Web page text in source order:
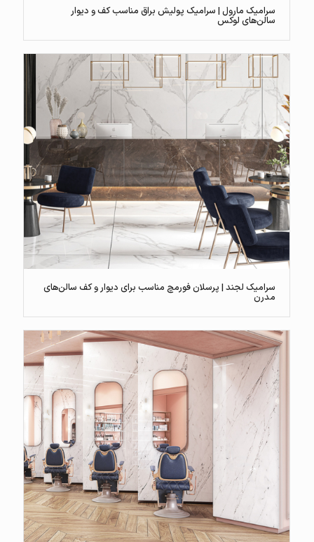
سرامیک مارول | سرامیک پولیش براق مناسب کف و دیوار
سالن‌های لوکس
سرامیک لجند | پرسلان فورمچ مناسب برای دیوار و کف سالن‌های
مدرن